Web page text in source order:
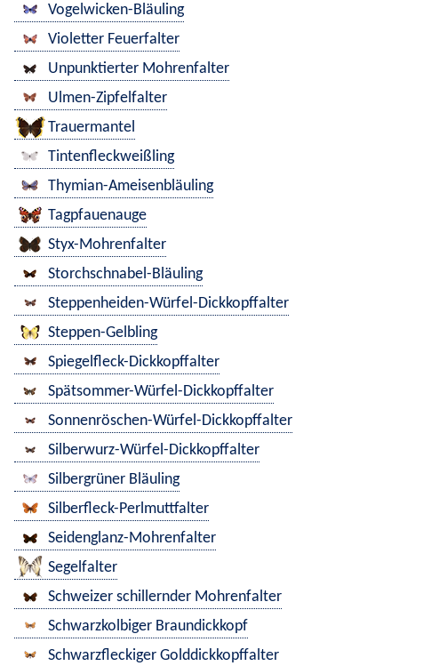
Vogelwicken-Bläuling
Violetter Feuerfalter
Unpunktierter Mohrenfalter
Ulmen-Zipfelfalter
Trauermantel
Tintenfleckweißling
Thymian-Ameisenbläuling
Tagpfauenauge
Styx-Mohrenfalter
Storchschnabel-Bläuling
Steppenheiden-Würfel-Dickkopffalter
Steppen-Gelbling
Spiegelfleck-Dickkopffalter
Spätsommer-Würfel-Dickkopffalter
Sonnenröschen-Würfel-Dickkopffalter
Silberwurz-Würfel-Dickkopffalter
Silbergrüner Bläuling
Silberfleck-Perlmuttfalter
Seidenglanz-Mohrenfalter
Segelfalter
Schweizer schillernder Mohrenfalter
Schwarzkolbiger Braundickkopf
Schwarzfleckiger Golddickkopffalter